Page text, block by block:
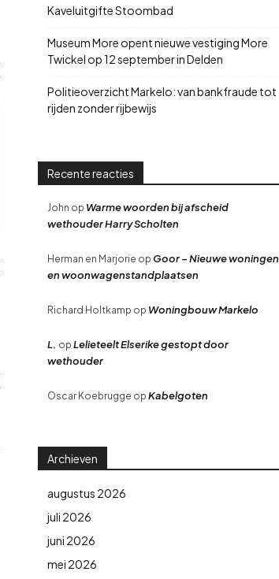
Kaveluitgifte Stoombad
Museum More opent nieuwe vestiging More
Twickel op 12 september in Delden
Politieoverzicht Markelo: van bankfraude tot
rijden zonder rijbewijs
Recente reacties
John op Warme woorden bij afscheid
wethouder Harry Scholten
Herman en Marjorie op Goor – Nieuwe woningen
en woonwagenstandplaatsen
Richard Holtkamp op Woningbouw Markelo
L. op Lelieteelt Elserike gestopt door
wethouder
Oscar Koebrugge op Kabelgoten
Archieven
augustus 2026
juli 2026
juni 2026
mei 2026